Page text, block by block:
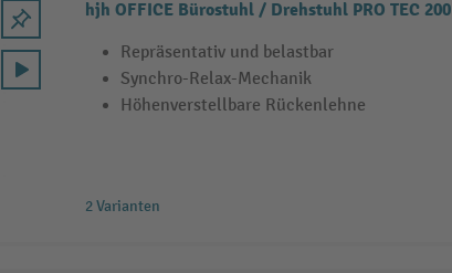
hjh OFFICE Bürostuhl / Drehstuhl PRO TEC 200
Repräsentativ und belastbar
Synchro-Relax-Mechanik
Höhenverstellbare Rückenlehne
2 Varianten